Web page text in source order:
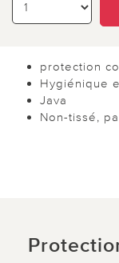
protection
Hygiénique
Java
Non-tissé,